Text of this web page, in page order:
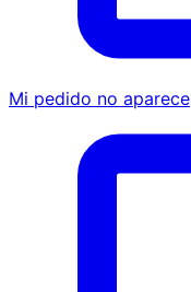
Mi pedido no aparece